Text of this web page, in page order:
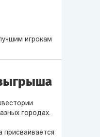
игрокам
городах.
присваивается